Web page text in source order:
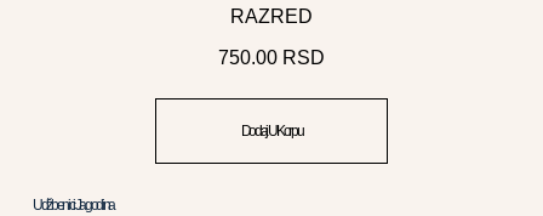
RAZRED
750.00 RSD
Dodaj U Korpu
Udžbenici Jagodina